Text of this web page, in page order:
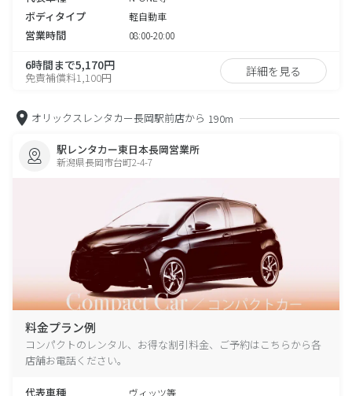
ボディタイプ 軽自動車
営業時間 08:00-20:00
6時間まで5,170円
免責補償料1,100円 詳細を見る
オリックスレンタカー長岡駅前店から 190m
駅レンタカー東日本長岡営業所
新潟県長岡市台町2-4-7
料金プラン例
コンパクトのレンタル、お得な割引料金、ご予約はこちらから各
店舗お電話ください。
代表車種 ヴィッツ等